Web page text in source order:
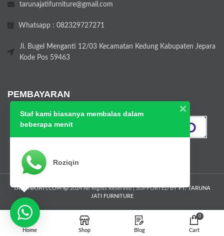
tarunajatifurniture@gmail.com
Whatsapp : 082329727271
Jl. Bugel Menganti 12/03 Kecamatan Kedung Kabupaten Jepara
Kode Pos 59463
PEMBAYARAN
TARUNAJATI.COM 2024 All Rights Reserved | SUPPORTED BYPT. TARUNA
JATI FURNITURE
Home Shop Blog
0
Cart
Staf kami biasanya membalas dalam
beberapa menit
Roziqin